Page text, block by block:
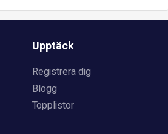
Upptäck
Registrera dig
Blogg
Topplistor